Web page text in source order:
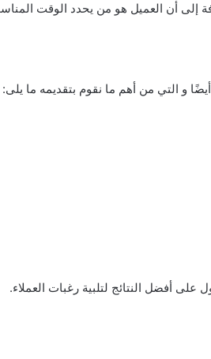
إلى أن العميل هو من يحدد الوقت
و التي من أهم ما نقوم بتقديمه ما يلى:
أفضل النتائج لتلبية رغبات العملاء.